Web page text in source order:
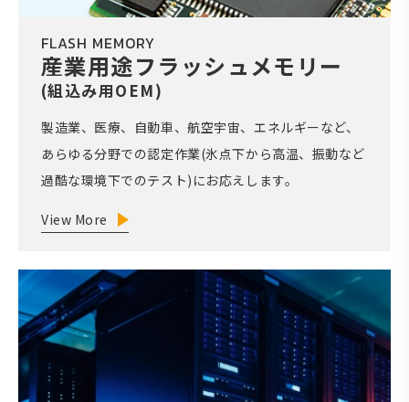
FLASH MEMORY
産業用途フラッシュメモリー
(組込み用OEM)
製造業、医療、自動車、航空宇宙、エネルギーなど、
あらゆる分野での認定作業(氷点下から高温、振動など
過酷な環境下でのテスト)にお応えします。
View More